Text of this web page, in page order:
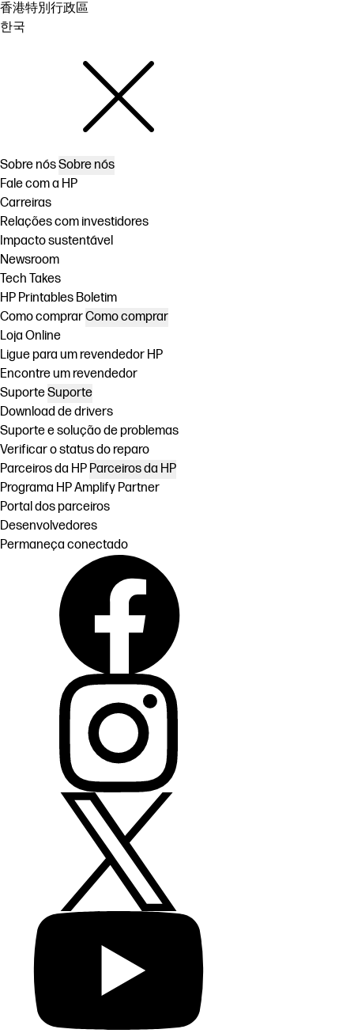
香港特別行政區
한국
Sobre nósSobre nós
Fale com a HP
Carreiras
Relações com investidores
Impacto sustentável
Newsroom
Tech Takes
HP Printables Boletim
Como comprarComo comprar
Loja Online
Ligue para um revendedor HP
Encontre um revendedor
SuporteSuporte
Download de drivers
Suporte e solução de problemas
Verificar o status do reparo
Parceiros da HP Parceiros da HP
Programa HP Amplify Partner
Portal dos parceiros
Desenvolvedores
Permaneça conectado